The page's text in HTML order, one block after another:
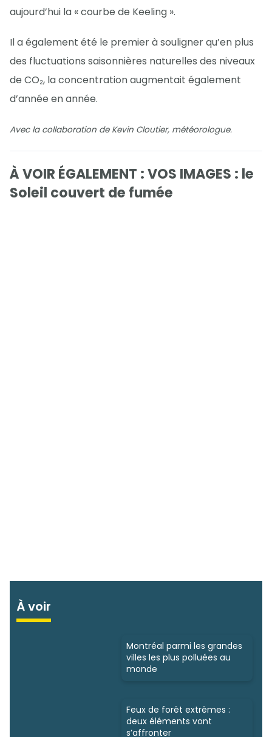
aujourd’hui la « courbe de Keeling ».
Il a également été le premier à souligner qu’en plus
des fluctuations saisonnières naturelles des niveaux
de CO₂, la concentration augmentait également
d’année en année.
Avec la collaboration de Kevin Cloutier, météorologue.
À VOIR ÉGALEMENT : VOS IMAGES : le
Soleil couvert de fumée
À voir
Montréal parmi les grandes
villes les plus polluées au
monde
Feux de forêt extrêmes :
deux éléments vont
s’affronter